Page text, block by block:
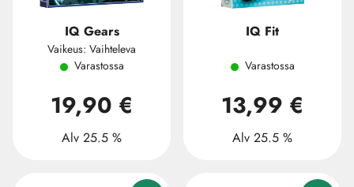
IQ Gears
Vaikeus: Vaihteleva
Varastossa
19,90 €
Alv 25.5 %
IQ Fit
Varastossa
13,99 €
Alv 25.5 %